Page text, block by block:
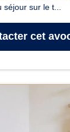
sur le t...
cet